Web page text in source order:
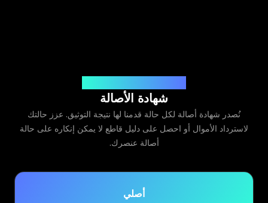
شهادة الأصالة
نُصدر شهادة أصالة لكل حالة قدمنا لها نتيجة التوثيق. عزز حالتك
لاسترداد الأموال أو احصل على دليل قاطع لا يمكن إنكاره على حالة
أصالة عنصرك.
أصلي